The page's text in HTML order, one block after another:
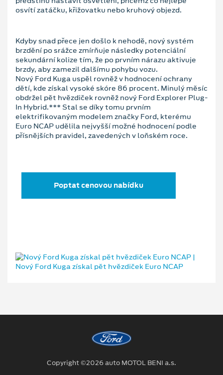
osvítí zatáčku, křižovatku nebo kruhový objezd.
Kdyby snad přece jen došlo k nehodě, nový systém
brzdění po srážce zmírňuje následky potenciální
sekundární kolize tím, že po prvním nárazu aktivuje
brzdy, aby zamezil dalšímu pohybu vozu.
Nový Ford Kuga uspěl rovněž v hodnocení ochrany
dětí, kde získal vysoké skóre 86 procent. Minulý měsíc
obdržel pět hvězdiček rovněž nový Ford Explorer Plug-
In Hybrid.*** Stal se díky tomu prvním
elektrifikovaným modelem značky Ford, kterému
Euro NCAP udělila nejvyšší možné hodnocení podle
přísnějších pravidel, zavedených v loňském roce.
Poptat cenovou nabídku
Copyright ©2026 auto MOTOL BENI a.s.